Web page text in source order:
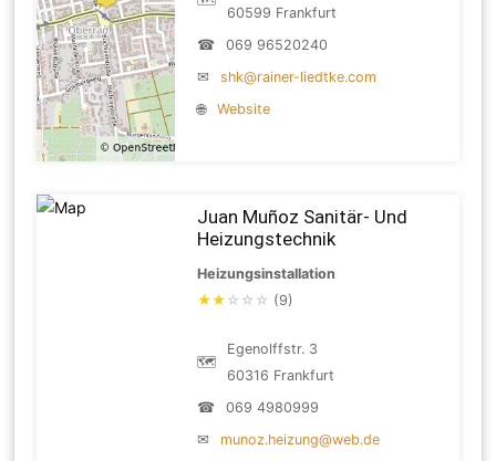
60599 Frankfurt
☎
069 96520240
✉
shk@rainer-liedtke.com
🌐
Website
Juan Muñoz Sanitär- Und
Heizungstechnik
Heizungsinstallation
★★ ☆ ☆ ☆ (9)
🗺
Egenolffstr. 3
60316 Frankfurt
☎
069 4980999
✉
munoz.heizung@web.de